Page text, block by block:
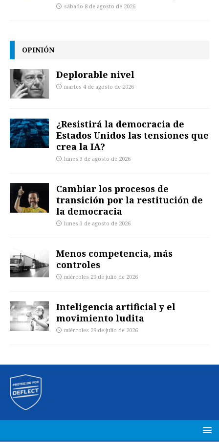
sábado 8 de agosto de 2026
OPINIÓN
Deplorable nivel
martes 4 de agosto de 2026
¿Resistirá la democracia de
Estados Unidos las tensiones que
crea la IA?
lunes 3 de agosto de 2026
Cambiar los procesos de
transición por la restitución de
la democracia
lunes 3 de agosto de 2026
Menos competencia, más
controles
miércoles 29 de julio de 2026
Inteligencia artificial y el
movimiento ludita
miércoles 29 de julio de 2026